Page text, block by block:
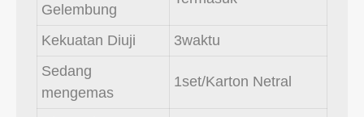
Gelembung
Kekuatan Diuji
3waktu
Sedang
mengemas
1set/Karton Netral